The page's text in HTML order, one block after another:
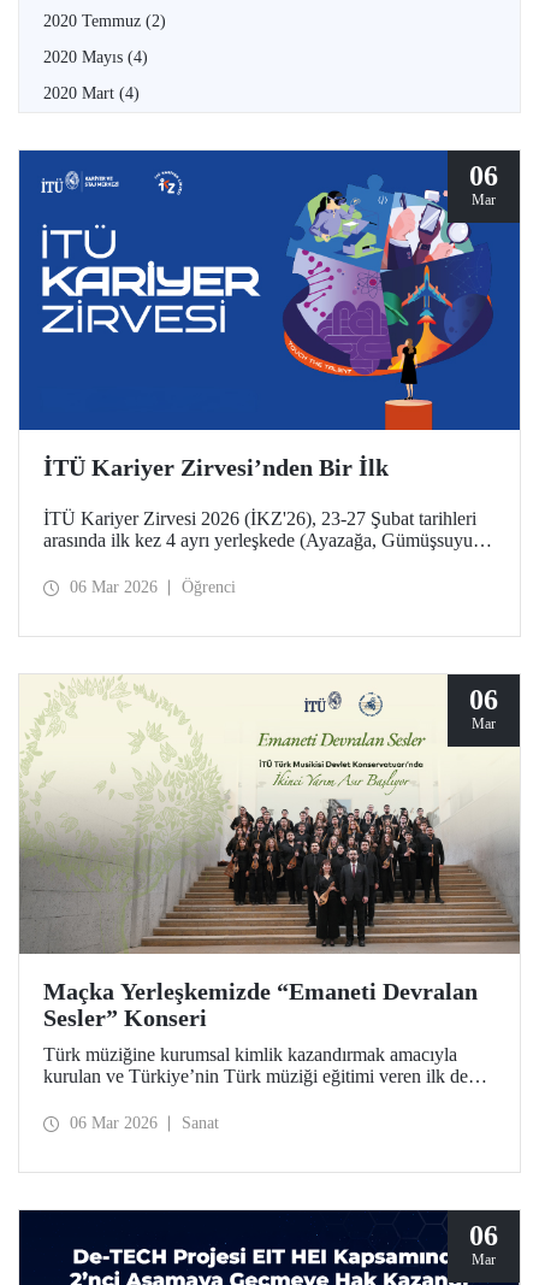
2020 Temmuz (2)
2020 Mayıs (4)
2020 Mart (4)
06
Mar
İTÜ Kariyer Zirvesi’nden Bir İlk
İTÜ Kariyer Zirvesi 2026 (İKZ'26), 23-27 Şubat tarihleri
arasında ilk kez 4 ayrı yerleşkede (Ayazağa, Gümüşsuyu
zamanlı düzenlendi.
06 Mar 2026 Öğrenci
06
Mar
Maçka Yerleşkemizde “Emaneti Devralan
Sesler” Konseri
Türk müziğine kurumsal kimlik kazandırmak amacıyla
kurulan ve Türkiye’nin Türk müziği eğitimi veren ilk devlet
Konservatuarı, ikinci yarım asrına “Emaneti Devralan
06 Mar 2026 Sanat
06
Mar